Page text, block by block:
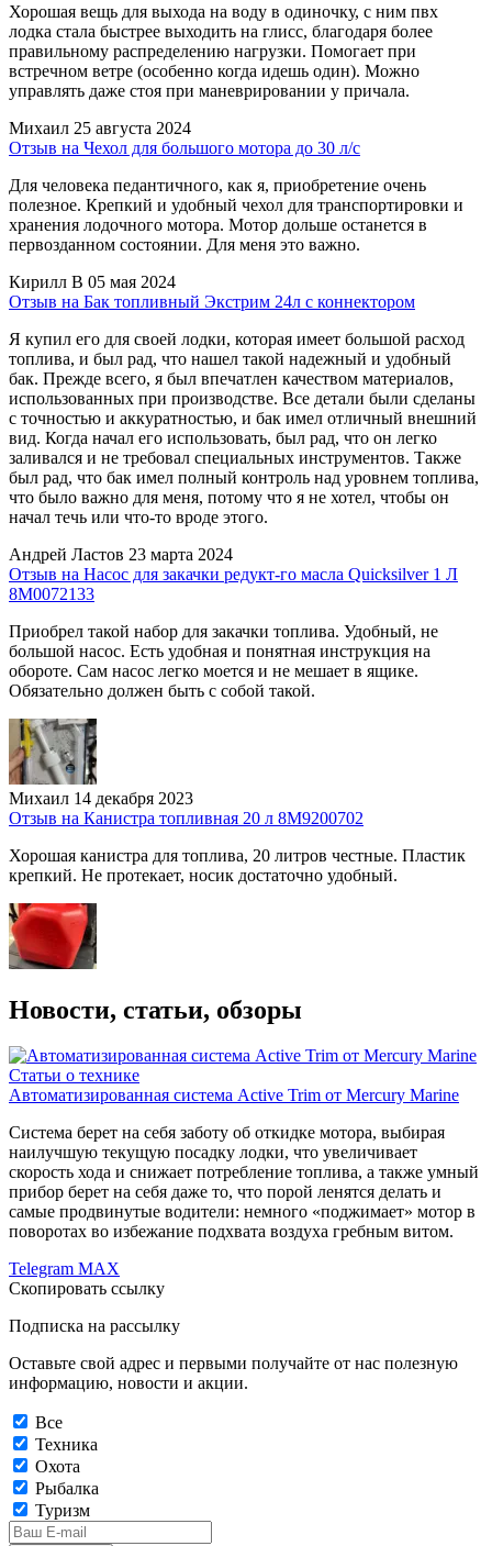
Хорошая вещь для выхода на воду в одиночку, с ним пвх
лодка стала быстрее выходить на глисс, благодаря более
правильному распределению нагрузки. Помогает при
встречном ветре (особенно когда идешь один). Можно
управлять даже стоя при маневрировании у причала.
Михаил 25 августа 2024
Отзыв на Чехол для большого мотора до 30 л/с
Для человека педантичного, как я, приобретение очень
полезное. Крепкий и удобный чехол для транспортировки и
хранения лодочного мотора. Мотор дольше останется в
первозданном состоянии. Для меня это важно.
Кирилл В 05 мая 2024
Отзыв на Бак топливный Экстрим 24л с коннектором
Я купил его для своей лодки, которая имеет большой расход
топлива, и был рад, что нашел такой надежный и удобный
бак. Прежде всего, я был впечатлен качеством материалов,
использованных при производстве. Все детали были сделаны
с точностью и аккуратностью, и бак имел отличный внешний
вид. Когда начал его использовать, был рад, что он легко
заливался и не требовал специальных инструментов. Также
был рад, что бак имел полный контроль над уровнем топлива,
что было важно для меня, потому что я не хотел, чтобы он
начал течь или что-то вроде этого.
Андрей Ластов 23 марта 2024
Отзыв на Насос для закачки редукт-го масла Quicksilver 1 Л
8M0072133
Приобрел такой набор для закачки топлива. Удобный, не
большой насос. Есть удобная и понятная инструкция на
обороте. Сам насос легко моется и не мешает в ящике.
Обязательно должен быть с собой такой.
Михаил 14 декабря 2023
Отзыв на Канистра топливная 20 л 8М9200702
Хорошая канистра для топлива, 20 литров честные. Пластик
крепкий. Не протекает, носик достаточно удобный.
Новости, статьи, обзоры
Статьи о технике
Автоматизированная система Active Trim от Mercury Marine
Система берет на себя заботу об откидке мотора, выбирая
наилучшую текущую посадку лодки, что увеличивает
скорость хода и снижает потребление топлива, а также умный
прибор берет на себя даже то, что порой ленятся делать и
самые продвинутые водители: немного «поджимает» мотор в
поворотах во избежание подхвата воздуха гребным витом.
Telegram MAX
Скопировать ссылку
Подписка на рассылку
Оставьте свой адрес и первыми получайте от нас полезную
информацию, новости и акции.
Все
Техника
Охота
Рыбалка
Туризм